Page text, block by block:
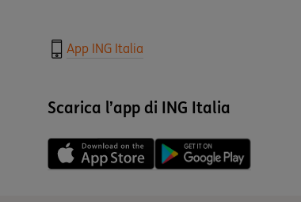
App ING Italia
Scarica l’app di ING Italia